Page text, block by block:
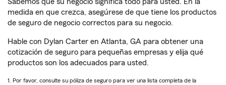
medida en que crezca, asegúrese de que tiene los productos
de seguro de negocio correctos para su negocio.
Hable con Dylan Carter en Atlanta, GA para obtener una
cotización de seguro para pequeñas empresas y elija qué
productos son los adecuados para usted.
1. Por favor, consulte su póliza de seguro para ver una lista completa de la